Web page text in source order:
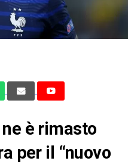
è rimasto
per il “nuovo